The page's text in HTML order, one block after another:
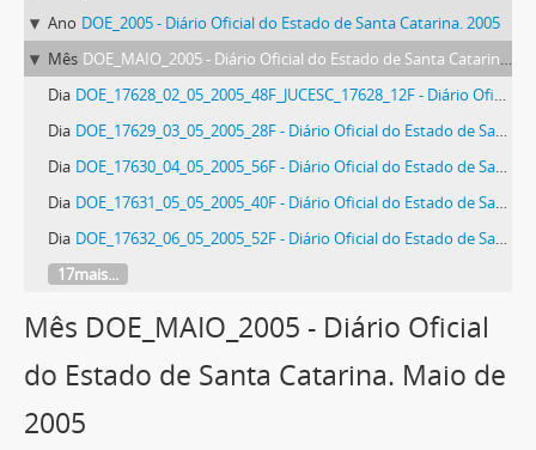
Ano DOE_2005 - Diário Oficial do Estado de Santa Catarina. 2005
Mês DOE_MAIO_2005 - Diário Oficial do Estado de Santa Catarina. Maio de 2005
Dia DOE_17628_02_05_2005_48F_JUCESC_17628_12F - Diário Oficial do Estado de Santa Catarina. Ano 71. N° 17628 de 02/05/2005
Dia DOE_17629_03_05_2005_28F - Diário Oficial do Estado de Santa Catarina. Ano 71. N° 17629 de 03/05/2005
Dia DOE_17630_04_05_2005_56F - Diário Oficial do Estado de Santa Catarina. Ano 71. N° 17630 de 04/05/2005
Dia DOE_17631_05_05_2005_40F - Diário Oficial do Estado de Santa Catarina. Ano 71. N° 17631 de 05/05/2005
Dia DOE_17632_06_05_2005_52F - Diário Oficial do Estado de Santa Catarina. Ano 71. N° 17632 de 06/05/2005
17mais...
Mês DOE_MAIO_2005 - Diário Oficial
do Estado de Santa Catarina. Maio de
2005